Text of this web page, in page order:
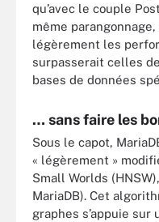
qu’avec le couple
même
légèrement les
surpasserait celles
bases de données
… sans faire les
Sous le capot,
« légèrement »
Small Worlds
MariaDB). Cet
graphes s’appuie